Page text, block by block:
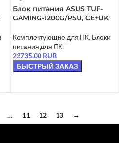
Блок питания ASUS TUF-
GAMING-1200G/PSU, CE+UK
Комплектующие для ПК, Блоки
питания для ПК
23735.00 RUB
БЫСТРЫЙ ЗАКАЗ
… 11 12 13 →